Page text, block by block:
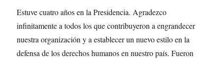
Estuve cuatro años en la Presidencia. Agradezco
infinitamente a todos los que contribuyeron a engrandecer
nuestra organización y a establecer un nuevo estilo en la
defensa de los derechos humanos en nuestro país. Fueron